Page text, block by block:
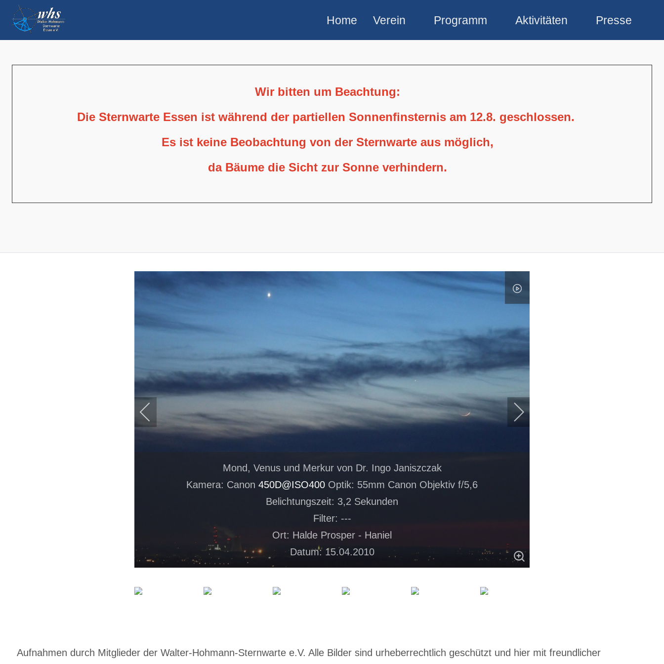
Home Verein Programm Aktivitäten Presse
Wir bitten um Beachtung:
Die Sternwarte Essen ist während der partiellen Sonnenfinsternis am 12.8. geschlossen.
Es ist keine Beobachtung von der Sternwarte aus möglich,
da Bäume die Sicht zur Sonne verhindern.
Mond, Venus und Merkur von Dr. Ingo Janiszczak
Kamera: Canon 450D@ISO400 Optik: 55mm Canon Objektiv f/5,6
Belichtungszeit: 3,2 Sekunden
Filter: ---
Ort: Halde Prosper - Haniel
Datum: 15.04.2010
Aufnahmen durch Mitglieder der Walter-Hohmann-Sternwarte e.V. Alle Bilder sind urheberrechtlich geschützt und hier mit freundlicher